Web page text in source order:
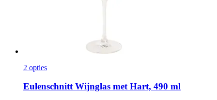
2 opties
Eulenschnitt Wijnglas met Hart, 490 ml